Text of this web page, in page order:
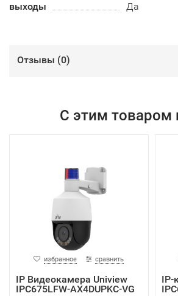
выходы
Да
Отзывы (0)
С этим товаром
избранное сравнить
IP Видеокамера Uniview
IPC675LFW-AX4DUPKC-VG
IP-